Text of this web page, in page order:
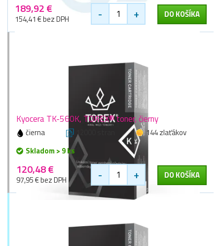
189,92 €
154,41 € bez DPH - + DO KOŠÍKA
Kyocera TK-560K, TOREX® toner, čierny
čierna 12000 stran
144 zlaťákov
Skladom > 9 ks
120,48 €
97,95 € bez DPH - + DO KOŠÍKA